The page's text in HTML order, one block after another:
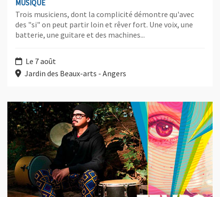
MUSIQUE
Trois musiciens, dont la complicité démontre qu'avec
des "si" on peut partir loin et rêver fort. Une voix, une
batterie, une guitare et des machines...
Le 7 août
Jardin des Beaux-arts - Angers
Plus d'information sur l'évènement : Raúl Monsalve y los